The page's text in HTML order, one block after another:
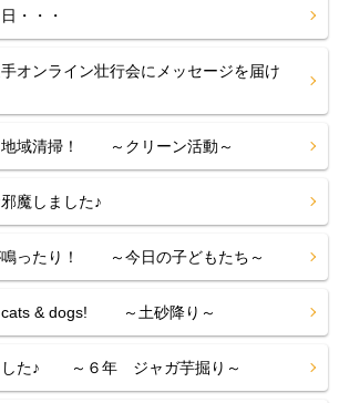
・・・
オンライン壮行会にメッセージを届け
地域清掃！ ～クリーン活動～
魔しました♪
鳴ったり！ ～今日の子どもたち～
cats & dogs! ～土砂降り～
した♪ ～６年 ジャガ芋掘り～